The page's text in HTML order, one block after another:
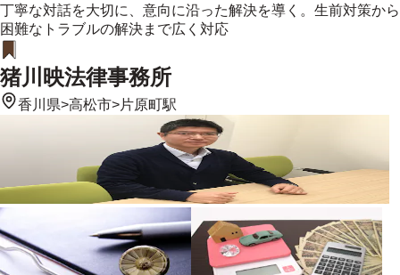
丁寧な対話を大切に、意向に沿った解決を導く。生前対策から
困難なトラブルの解決まで広く対応
猪川映法律事務所
香川県>高松市>片原町駅